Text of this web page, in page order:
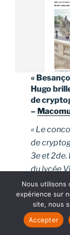
«
Hugo
de
–
« Le
de
3e et 2de.
du lycée
part à la
Paris. »
Lire la suite.
Nous utilisons
expérience sur
site, nous
Accepter